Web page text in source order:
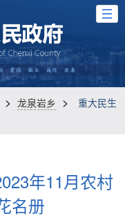
> 龙泉岩乡 >
重大民生
年11月农村
名册